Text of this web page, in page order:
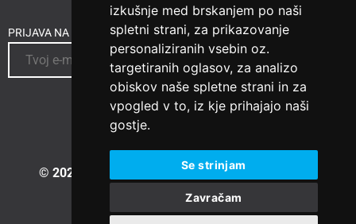
izkušnje med brskanjem po naši
spletni strani, za prikazovanje
personaliziranih vsebin oz.
targetiranih oglasov, za analizo
obiskov naše spletne strani in za
vpogled v to, iz kje prihajajo naši
gostje.
Se strinjam
Zavračam
PRIJAVA NA NOVICE
© 2023 Vesselspa.com Izdelava spletne strani: